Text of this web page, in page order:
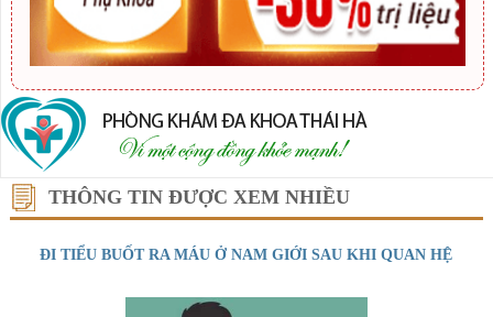
THÔNG TIN ĐƯỢC XEM NHIỀU
ĐI TIỂU BUỐT RA MÁU Ở NAM GIỚI SAU KHI QUAN HỆ